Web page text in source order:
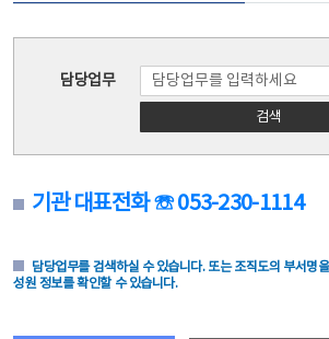
담당업무
검색
기관 대표전화 ☏ 053-230-1114
담당업무를 검색하실 수 있습니다. 또는 조직도의 부서명
성원 정보를 확인할 수 있습니다.